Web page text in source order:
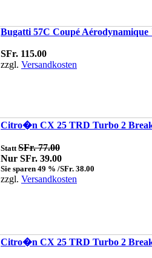
Bugatti 57C Coupé
SFr. 115.00
zzgl. Versandkosten
Citro�n CX 25 TRD Turbo 2
Statt SFr. 77.00
Nur SFr. 39.00
Sie sparen 49 % /SFr. 38.00
zzgl. Versandkosten
Citro�n CX 25 TRD Turbo 2